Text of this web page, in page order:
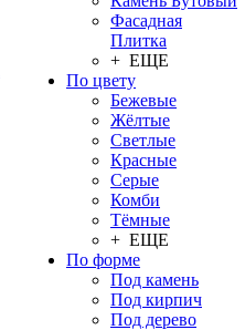
Фасадная
Плитка
+ ЕЩЕ
По цвету
Бежевые
Жёлтые
Светлые
Красные
Серые
Комби
Тёмные
+ ЕЩЕ
По форме
Под камень
Под кирпич
Под дерево